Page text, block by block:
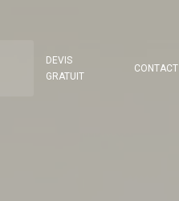
DEVIS
GRATUIT
CONTACT